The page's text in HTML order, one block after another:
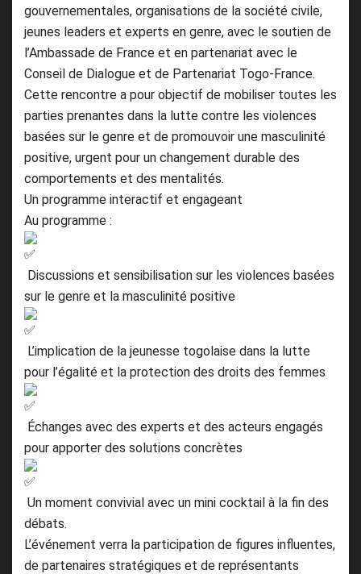
gouvernementales, organisations de la société civile,
jeunes leaders et experts en genre, avec le soutien de
l’Ambassade de France et en partenariat avec le
Conseil de Dialogue et de Partenariat Togo-France.
Cette rencontre a pour objectif de mobiliser toutes les
parties prenantes dans la lutte contre les violences
basées sur le genre et de promouvoir une masculinité
positive, urgent pour un changement durable des
comportements et des mentalités.
Un programme interactif et engageant
Au programme :
Discussions et sensibilisation sur les violences basées
sur le genre et la masculinité positive
L’implication de la jeunesse togolaise dans la lutte
pour l’égalité et la protection des droits des femmes
Échanges avec des experts et des acteurs engagés
pour apporter des solutions concrètes
Un moment convivial avec un mini cocktail à la fin des
débats.
L’événement verra la participation de figures influentes,
de partenaires stratégiques et de représentants